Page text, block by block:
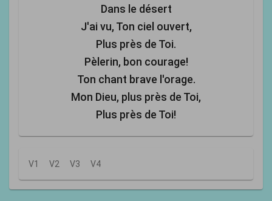
Dans le désert
J'ai vu, Ton ciel ouvert,
Plus près de Toi.
Pèlerin, bon courage!
Ton chant brave l'orage.
Mon Dieu, plus près de Toi,
Plus près de Toi!
V1 V2 V3 V4